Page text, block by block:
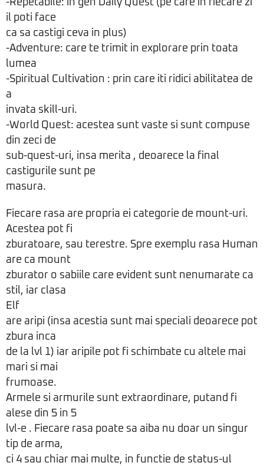
-Repetabile: in gen Daily Quest (pe care in fiecare zi
il poti face
ca sa castigi ceva in plus)
-Adventure: care te trimit in explorare prin toata
lumea
-Spiritual Cultivation : prin care iti ridici abilitatea de
a
invata skill-uri.
-World Quest: acestea sunt vaste si sunt compuse
din zeci de
sub-quest-uri, insa merita , deoarece la final
castigurile sunt pe
masura.
Fiecare rasa are propria ei categorie de mount-uri.
Acestea pot fi
zburatoare, sau terestre. Spre exemplu rasa Human
are ca mount
zburator o sabiile care evident sunt nenumarate ca
stil, iar clasa
Elf
are aripi (insa acestia sunt mai speciali deoarece pot
zbura inca
de la lvl 1) iar aripile pot fi schimbate cu altele mai
mari si mai
frumoase.
Armele si armurile sunt extraordinare, putand fi
alese din 5 in 5
lvl-e . Fiecare rasa poate sa aiba nu doar un singur
tip de arma,
ci 4 sau chiar mai multe, in functie de status-ul